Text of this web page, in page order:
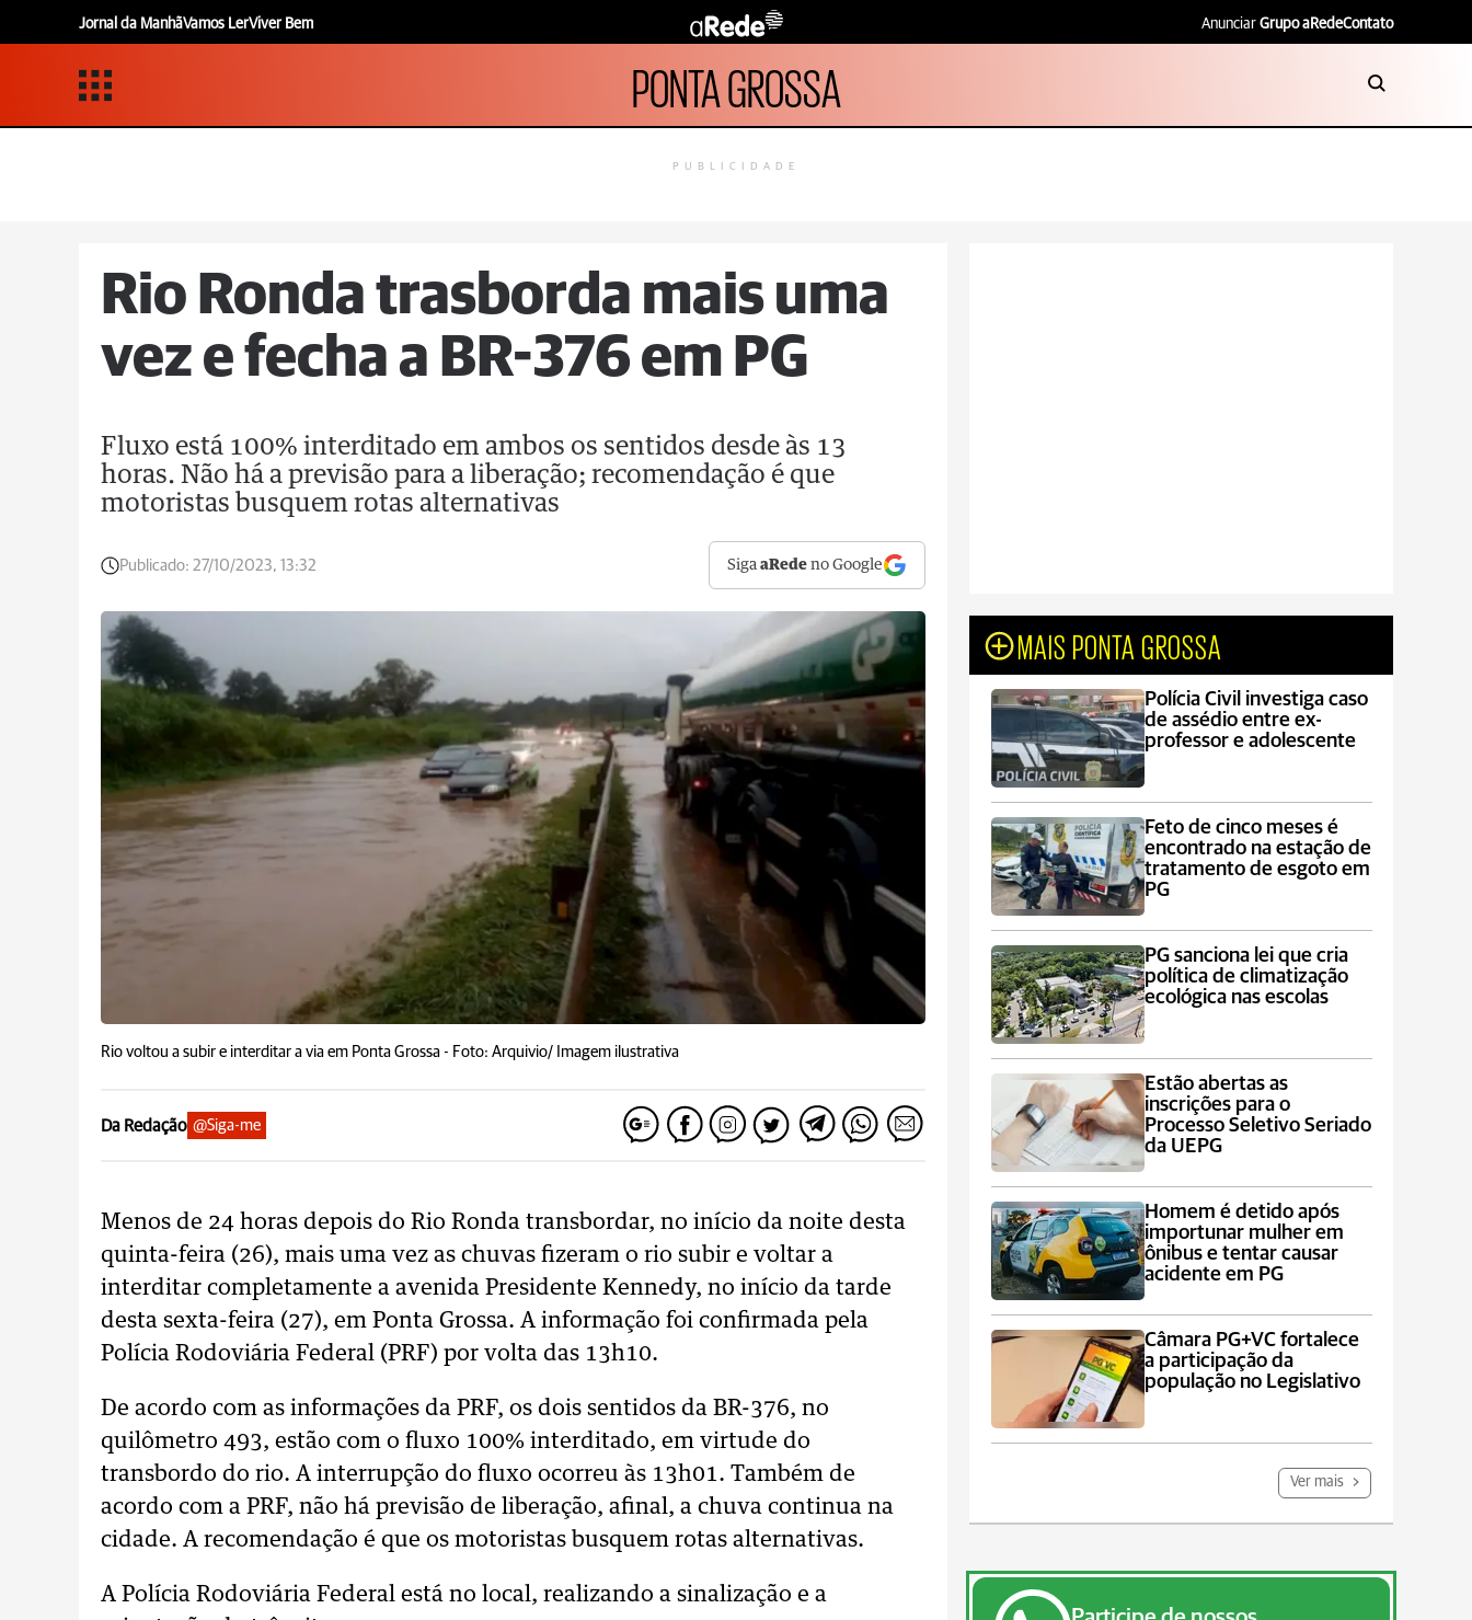
Jornal da ManhãVamos LerViver Bem Anunciar Grupo aRedeContato
PONTA GROSSA
PUBLICIDADE
Rio Ronda trasborda mais uma
vez e fecha a BR-376 em PG
Fluxo está 100% interditado em ambos os sentidos desde às 13
horas. Não há a previsão para a liberação; recomendação é que
motoristas busquem rotas alternativas
Publicado: 27/10/2023, 13:32 SigaaRede no Google
Rio voltou a subir e interditar a via em Ponta Grossa - Foto: Arquivio/ Imagem ilustrativa
Da Redação @Siga-me
Menos de 24 horas depois do Rio Ronda transbordar, no início da noite desta
quinta-feira (26), mais uma vez as chuvas fizeram o rio subir e voltar a
interditar completamente a avenida Presidente Kennedy, no início da tarde
desta sexta-feira (27), em Ponta Grossa. A informação foi confirmada pela
Polícia Rodoviária Federal (PRF) por volta das 13h10.
De acordo com as informações da PRF, os dois sentidos da BR-376, no
quilômetro 493, estão com o fluxo 100% interditado, em virtude do
transbordo do rio. A interrupção do fluxo ocorreu às 13h01. Também de
acordo com a PRF, não há previsão de liberação, afinal, a chuva continua na
cidade. A recomendação é que os motoristas busquem rotas alternativas.
A Polícia Rodoviária Federal está no local, realizando a sinalização e a
MAIS PONTA GROSSA
Polícia Civil investiga caso
de assédio entre ex-
professor e adolescente
Feto de cinco meses é
encontrado na estação de
tratamento de esgoto em
PG
PG sanciona lei que cria
política de climatização
ecológica nas escolas
Estão abertas as
inscrições para o
Processo Seletivo Seriado
da UEPG
Homem é detido após
importunar mulher em
ônibus e tentar causar
acidente em PG
Câmara PG+VC fortalece
a participação da
população no Legislativo
Ver mais